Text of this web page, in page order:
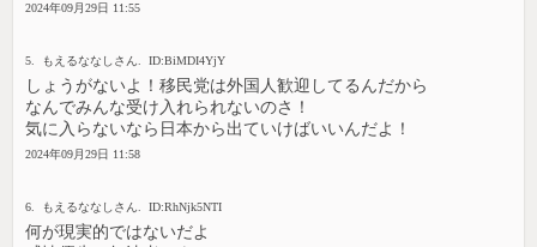
2024年09月29日 11:55
5. もえるななしさん. ID:BiMDI4YjY
しょうがないよ！移民党は外国人歓迎してるんだから
なんでみんな受け入れられないのさ！
気に入らないなら日本から出ていけばいいんだよ！
2024年09月29日 11:58
6. もえるななしさん. ID:RhNjk5NTI
何が現実的ではないだよ